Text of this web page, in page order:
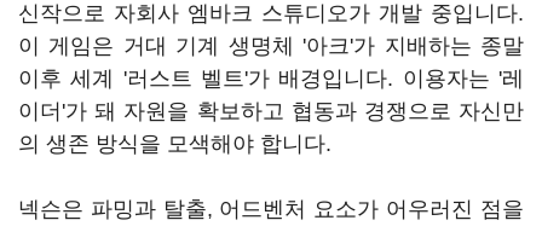
신작으로 자회사 엠바크 스튜디오가 개발 중입니다.
이 게임은 거대 기계 생명체 '아크'가 지배하는 종말
이후 세계 '러스트 벨트'가 배경입니다. 이용자는 '레
이더'가 돼 자원을 확보하고 협동과 경쟁으로 자신만
의 생존 방식을 모색해야 합니다.
넥슨은 파밍과 탈출, 어드벤처 요소가 어우러진 점을